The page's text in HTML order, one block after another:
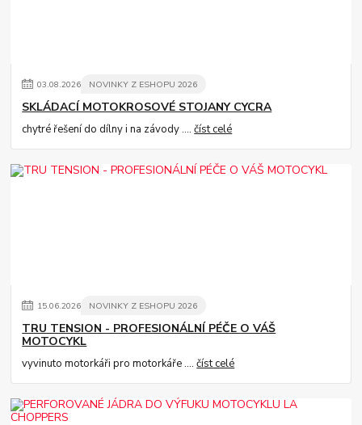
03.08.2026 NOVINKY Z ESHOPU 2026
SKLÁDACÍ MOTOKROSOVÉ STOJANY CYCRA
chytré řešení do dílny i na závody ....číst celé
15.06.2026 NOVINKY Z ESHOPU 2026
TRU TENSION - PROFESIONÁLNÍ PÉČE O VÁŠ
MOTOCYKL
vyvinuto motorkáři pro motorkáře ....číst celé